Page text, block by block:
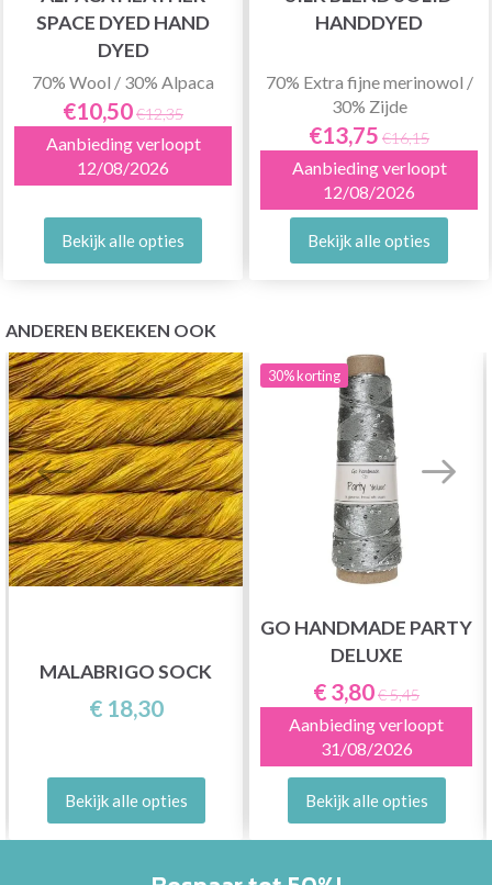
SPACE DYED HAND
DYED
70% Wool / 30% Alpaca
€10,50€12,35
Aanbieding verloopt
12/08/2026
Bekijk alle opties
HANDDYED
70% Extra fijne merinowol /
30% Zijde
€13,75 €16,15
Aanbieding verloopt
12/08/2026
Bekijk alle opties
ANDEREN BEKEKEN OOK
MALABRIGO SOCK
€ 18,30
Bekijk alle opties
30%korting
GO HANDMADE PARTY
DELUXE
€ 3,80€ 5,45
Aanbieding verloopt
31/08/2026
Bekijk alle opties